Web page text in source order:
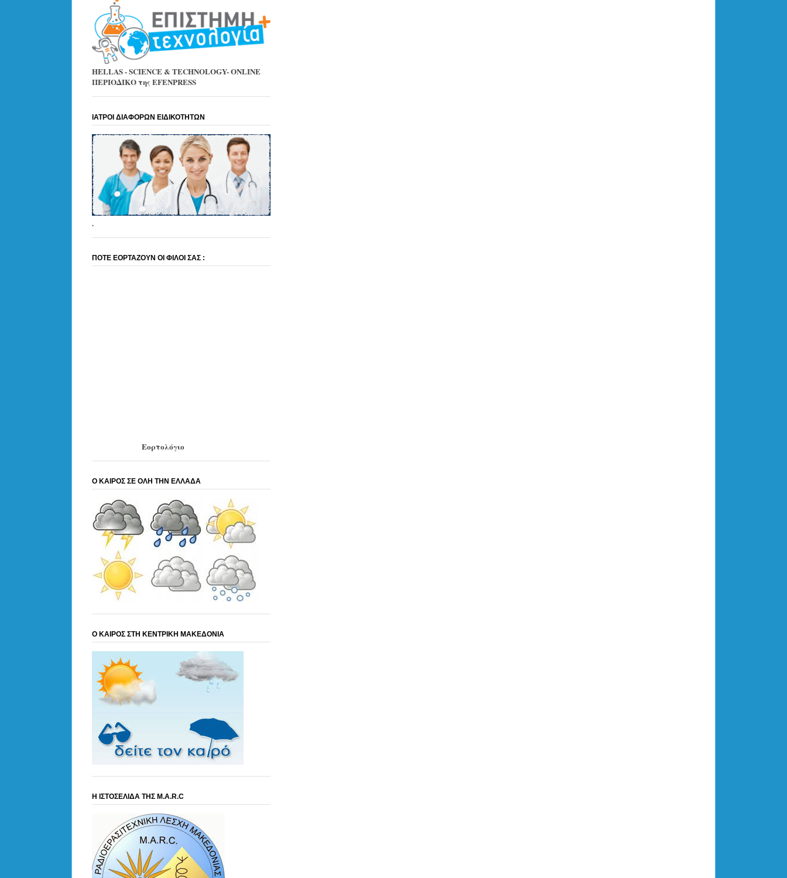
HELLAS - SCIENCE & TECHNOLOGY- ONLINE
ΠΕΡΙΟΔΙΚΟ της EFENPRESS
ΙΑΤΡΟΙ ΔΙΑΦΟΡΩΝ ΕΙΔΙΚΟΤΗΤΩΝ
.
ΠΟΤΕ ΕΟΡΤΑΖΟΥΝ ΟΙ ΦΙΛΟΙ ΣΑΣ :
Εορτολόγιο
Ο ΚΑΙΡΟΣ ΣΕ ΟΛΗ ΤΗΝ ΕΛΛΑΔΑ
Ο ΚΑΙΡΟΣ ΣΤΗ ΚΕΝΤΡΙΚΗ ΜΑΚΕΔΟΝΙΑ
Η ΙΣΤΟΣΕΛΙΔΑ ΤΗΣ M.A.R.C